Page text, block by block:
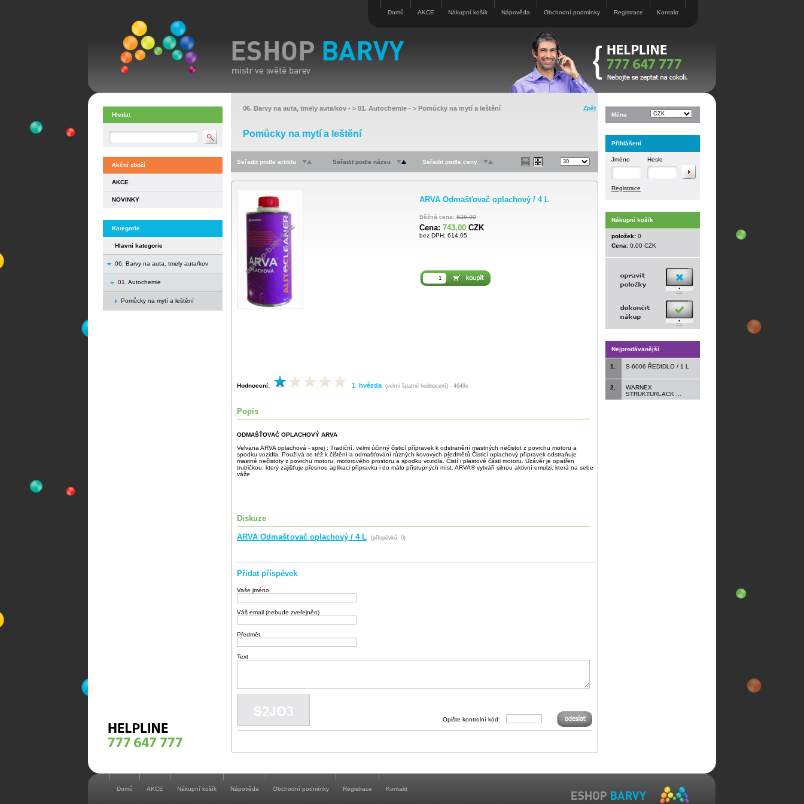
Domů AKCE Nákupní košík Nápověda Obchodní podmínky Registrace Kontakt
Hledat
Akční zboží
AKCE
NOVINKY
Kategorie
Hlavní kategorie
06. Barvy na auta, tmely auta/kov
01. Autochemie
Pomůcky na mytí a leštění
06. Barvy na auta, tmely auta/kov - > 01. Autochemie - > Pomůcky na mytí a leštění Zpět
Pomůcky na mytí a leštění
Seřadit podle artiklu Seřadit podle názvu Seřadit podle ceny
ARVA Odmašťovač oplachový / 4 L
Běžná cena: 826,00
Cena: 743,00 CZK
bez DPH: 614,05
Hodnocení: 1 hvězda (velmi špatné hodnocení) - 4649x
Popis
ODMAŠŤOVAČ OPLACHOVÝ ARVA
Velvana ARVA oplachová - sprej : Tradiční, velmi účinný čisticí přípravek k odstranění mastných nečistot z povrchu motoru a
spodku vozidla. Používá se též k čištění a odmašťování různých kovových předmětů.Čisticí oplachový přípravek odstraňuje
mastné nečistoty z povrchu motoru, motorového prostoru a spodku vozidla. Čistí i plastové části motoru. Uzávěr je opatřen
trubičkou, který zajišťuje přesnou aplikaci přípravku i do málo přístupných míst. ARVA® vytváří silnou aktivní emulzi, která na sebe
váže
Diskuze
ARVA Odmašťovač oplachový / 4 L (příspěvků: 0)
Přidat příspěvek
Vaše jméno
Váš email (nebude zveřejněn)
Předmět
Text
Opište kontrolní kód:
Měna
Přihlášení
Jméno Heslo
Registrace
Nákupní košík
položek: 0
Cena: 0,00 CZK
Nejprodávanější
1. S-6006 ŘEDIDLO / 1 L
2.
WARNEX
STRUKTURLACK ...
Domů AKCE Nákupní košík Nápověda Obchodní podmínky Registrace Kontakt